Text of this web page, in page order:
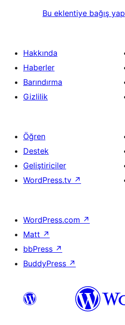
Bu eklentiye bağış yap
Hakkında
Haberler
Barındırma
Gizlilik
Öğren
Destek
Geliştiriciler
WordPress.tv ↗
WordPress.com ↗
Matt ↗
bbPress ↗
BuddyPress ↗